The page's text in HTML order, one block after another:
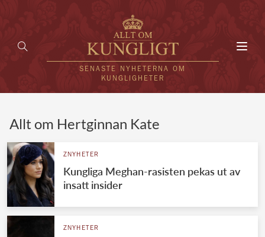
SENASTE NYHETERNA OM
KUNGLIGHETER
UTLÄNDSKT
VÄRLDENS KUNGAHUS
Allt om Hertginnan Kate
ZNYHETER
Kungliga Meghan-rasisten pekas ut av
insatt insider
ZNYHETER